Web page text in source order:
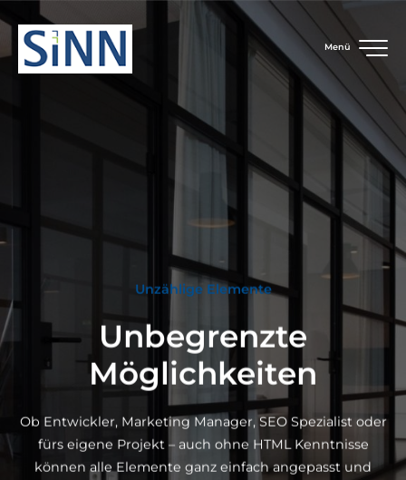
Menü
Unzählige Elemente
Unbegrenzte
Möglichkeiten
Ob Entwickler, Marketing Manager, SEO Spezialist oder
fürs eigene Projekt – auch ohne HTML Kenntnisse
können alle Elemente ganz einfach angepasst und